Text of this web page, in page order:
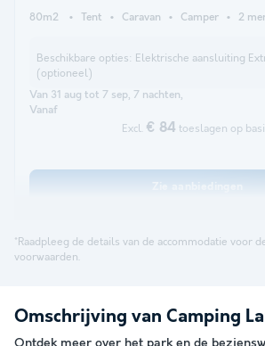
80m2 Tent Caravan Camper 2
Beschikbare opties: Elektrische aansluiting
(optioneel)
Van 31 aug tot 7 sep, 7 nachten,
Vanaf
Excl. € 84 toeslagen op
*Raadpleeg de details van de accommodatie voor
voorwaarden.
Omschrijving van Camping
Ontdek meer over het park en de